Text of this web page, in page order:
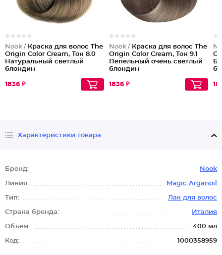
Nook / Краска для волос The
Origin Color Cream, Тон 8.0
Натуральный светлый
блондин
1836 ₽
Nook / Краска для волос The
Origin Color Cream, Тон 9.1
Пепельный очень светлый
блондин
1836 ₽
Характеристики товара
Бренд: Nook
Линия: Magic Arganoil
Тип: Лак для волос
Страна бренда: Италия
Объем: 400 мл
Код: 1000358959